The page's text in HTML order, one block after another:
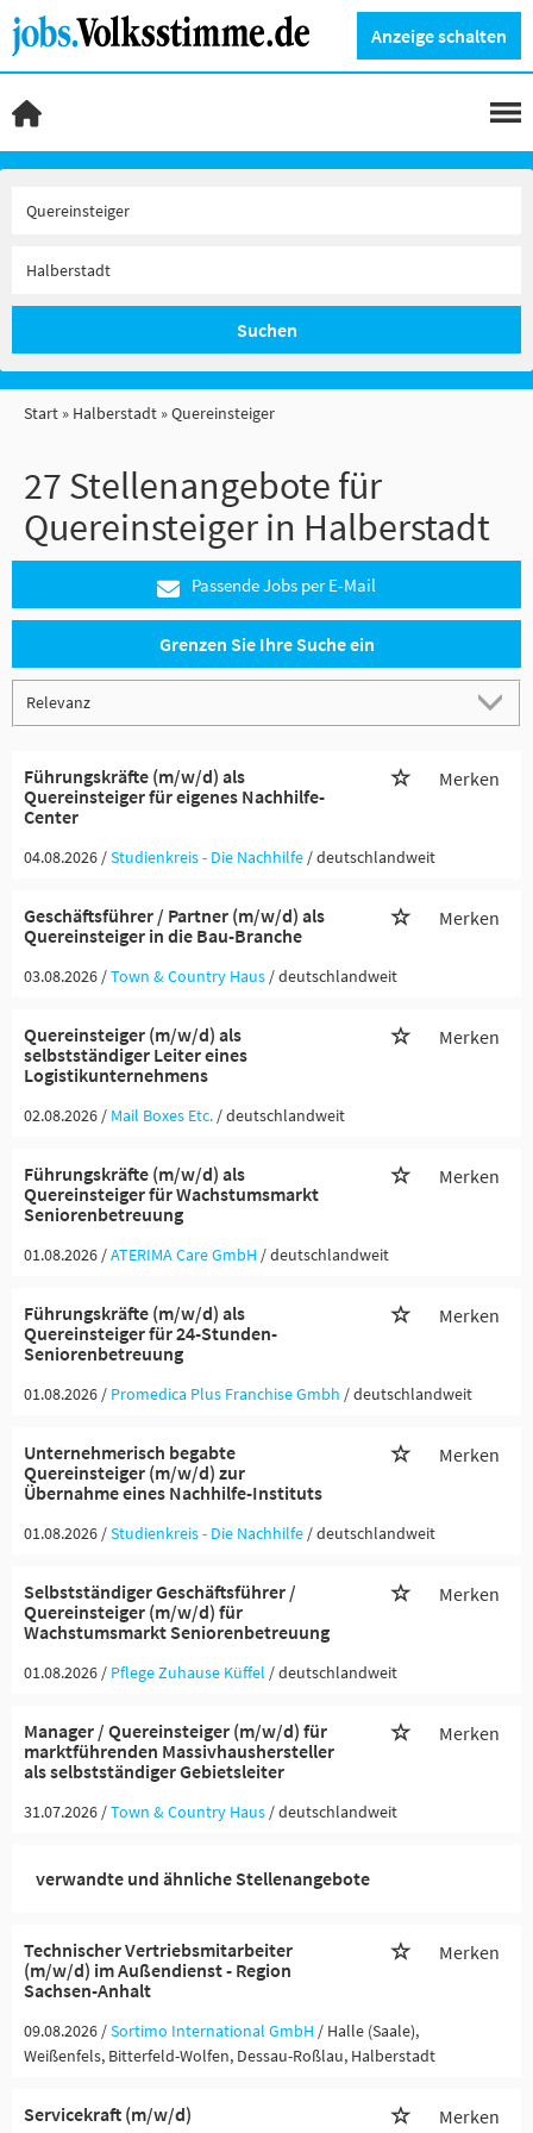
Anzeige schalten
Suchen
Start Halberstadt Quereinsteiger
27 Stellenangebote für
Quereinsteiger in Halberstadt
Passende Jobs per E-Mail
Grenzen Sie Ihre Suche ein
Führungskräfte (m/w/d) als
Quereinsteiger für eigenes Nachhilfe-
Center
Merken
04.08.2026 /Studienkreis - Die Nachhilfe / deutschlandweit
Geschäftsführer / Partner (m/w/d) als
Quereinsteiger in die Bau-Branche
Merken
03.08.2026 /Town & Country Haus / deutschlandweit
Quereinsteiger (m/w/d) als
selbstständiger Leiter eines
Logistikunternehmens
Merken
02.08.2026 / Mail Boxes Etc. / deutschlandweit
Führungskräfte (m/w/d) als
Quereinsteiger für Wachstumsmarkt
Seniorenbetreuung
Merken
01.08.2026 /ATERIMA Care GmbH / deutschlandweit
Führungskräfte (m/w/d) als
Quereinsteiger für 24-Stunden-
Seniorenbetreuung
Merken
01.08.2026 / Promedica Plus Franchise Gmbh / deutschlandweit
Unternehmerisch begabte
Quereinsteiger (m/w/d) zur
Übernahme eines Nachhilfe-Instituts
Merken
01.08.2026 /Studienkreis - Die Nachhilfe / deutschlandweit
Selbstständiger Geschäftsführer /
Quereinsteiger (m/w/d) für
Wachstumsmarkt Seniorenbetreuung
Merken
01.08.2026 / Pflege Zuhause Küffel / deutschlandweit
Manager / Quereinsteiger (m/w/d) für
marktführenden Massivhaushersteller
als selbstständiger Gebietsleiter
Merken
31.07.2026 /Town & Country Haus / deutschlandweit
verwandte und ähnliche Stellenangebote
Technischer Vertriebsmitarbeiter
(m/w/d) im Außendienst - Region
Sachsen-Anhalt
Merken
09.08.2026 /Sortimo International GmbH / Halle (Saale),
Weißenfels, Bitterfeld-Wolfen, Dessau-Roßlau, Halberstadt
Servicekraft (m/w/d) Merken